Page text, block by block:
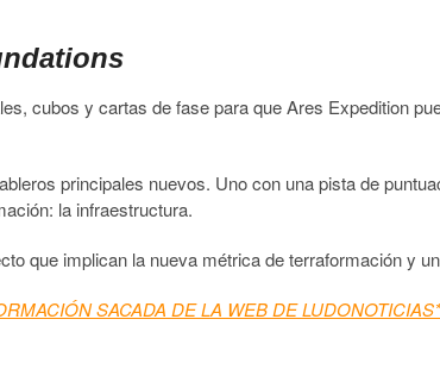
cubos y cartas de fase para que Ares Expedition
principales nuevos. Uno con una pista de
la infraestructura.
que implican la nueva métrica de terraformación y
SACADA DE LA WEB DE